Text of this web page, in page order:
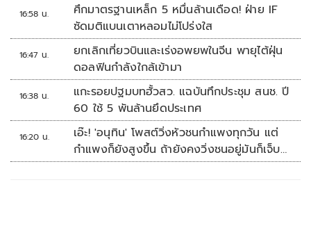
16:58 น.
ศึกมาตรฐานเหล็ก 5 หมื่นล้านเดือด! ฝ่าย IF
ซัดมติแบนเตาหลอมไม่โปร่งใส
16:47 น.
ยกเลิกเที่ยวบินและเร่งอพยพในจีน พายุไต้ฝุ่น
ดอลฟินกำลังใกล้เข้ามา
16:38 น.
แกะรอยปฐมบทฮั้วสว. แฉบันทึกประชุม สนช. ปี
60 ใช้ 5 พันล้านยึดประเทศ
16:20 น.
เอ๊ะ! 'อนุทิน' โพสต์วิ่งหัวชนกำแพงทุกวัน แต่
กำแพงก็ยังสูงขึ้น ถ้ายังคงวิ่งชนอยู่มันก็เจ็บ
หัวอีก